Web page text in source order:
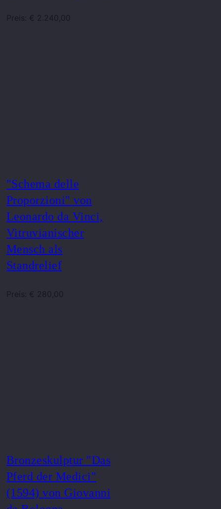
Preis: € 2.240,00
"Schema delle
Proporzioni" von
Leonardo da Vinci,
Vitruvianischer
Mensch als
Standrelief
Preis: € 280,00
Bronzeskulptur "Das
Pferd der Medici"
(1594) von Giovanni